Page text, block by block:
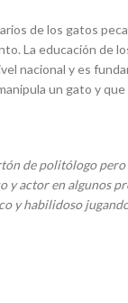
de los gatos
La educación de
nacional y es
un gato y
de politólogo pero
y actor en algunos
y habilidoso